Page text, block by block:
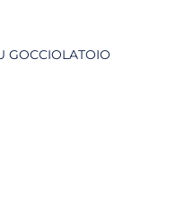
GOCCIOLATOIO